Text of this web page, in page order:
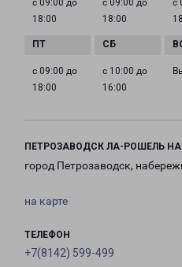
с 09:00 до
18:00
с 09:00 до
18:00
с
с 09:00 до
18:00
с 10:00 до
16:00
ПЕТРОЗАВОДСК ЛА-РОШЕЛЬ
город Петрозаводск,
на карте
ТЕЛЕФОН
+7(8142) 599-499